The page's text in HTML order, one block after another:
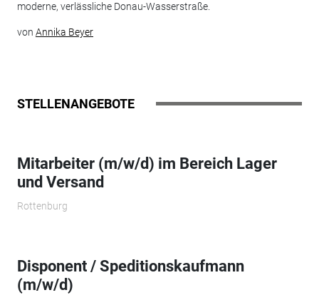
moderne, verlässliche Donau-Wasserstraße.
von Annika Beyer
STELLENANGEBOTE
Mitarbeiter (m/w/d) im Bereich Lager
und Versand
Rottenburg
Disponent / Speditionskaufmann
(m/w/d)